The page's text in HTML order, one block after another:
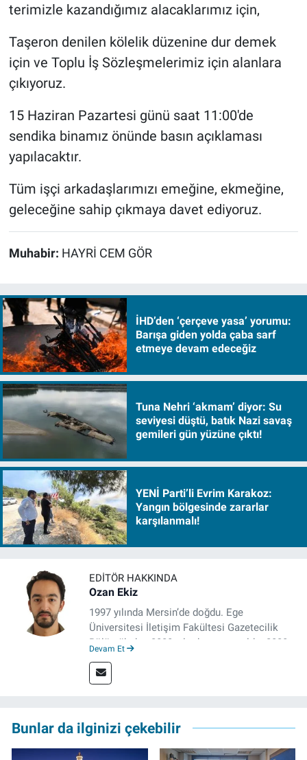
terimizle kazandığımız alacaklarımız için,
Taşeron denilen kölelik düzenine dur demek
için ve Toplu İş Sözleşmelerimiz için alanlara
çıkıyoruz.
15 Haziran Pazartesi günü saat 11:00'de
sendika binamız önünde basın açıklaması
yapılacaktır.
Tüm işçi arkadaşlarımızı emeğine, ekmeğine,
geleceğine sahip çıkmaya davet ediyoruz.
Muhabir: HAYRİ CEM GÖR
İHD’den ‘çerçeve yasa’ yorumu:
Barışa giden yolda çaba sarf
etmeye devam edeceğiz
Tuna Nehri ‘akmam’ diyor: Su
seviyesi düştü, batık Nazi savaş
gemileri gün yüzüne çıktı!
YENİ Parti’li Evrim Karakoz:
Yangın bölgesinde zararlar
karşılanmalı!
EDITÖR HAKKINDA
Ozan Ekiz
1997 yılında Mersin’de doğdu. Ege
Üniversitesi İletişim Fakültesi Gazetecilik
Bölümü’nden 2020 yılında mezun oldu. 2020
editörü, muhabir, rejisör olarak çalıştı.
Meslek hayatına İzmir’de başlayan gazeteci,
Devam Et
Bunlar da ilginizi çekebilir